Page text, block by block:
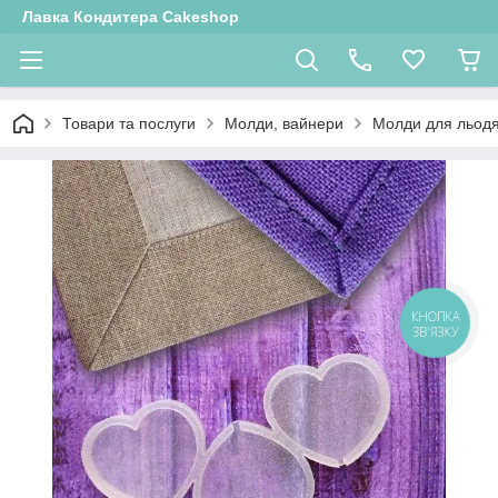
Лавка Кондитера Cakeshop
Товари та послуги Молди, вайнери Молди для
КНОПКА
ЗВ'ЯЗКУ